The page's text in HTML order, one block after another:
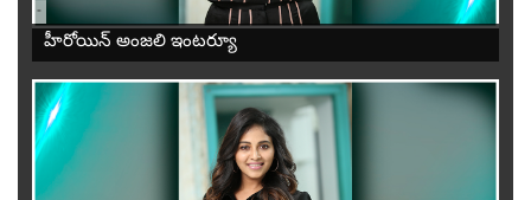
-
హీరోయిన్ అంజలి ఇంటర్యూ